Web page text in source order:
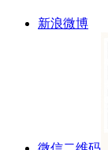
新浪微博